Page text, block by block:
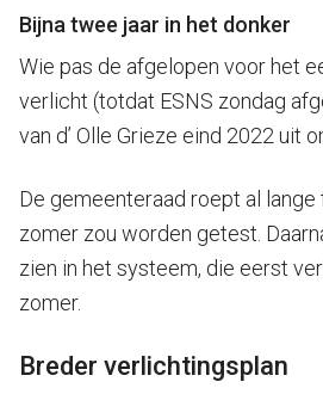
Bijna twee jaar in het donker
Wie pas de afgelopen voor het
verlicht (totdat ESNS zondag
van d’ Olle Grieze eind 2022 uit
De gemeenteraad roept al
zomer zou worden getest.
zien in het systeem, die eerst
zomer.
Breder verlichtingsplan